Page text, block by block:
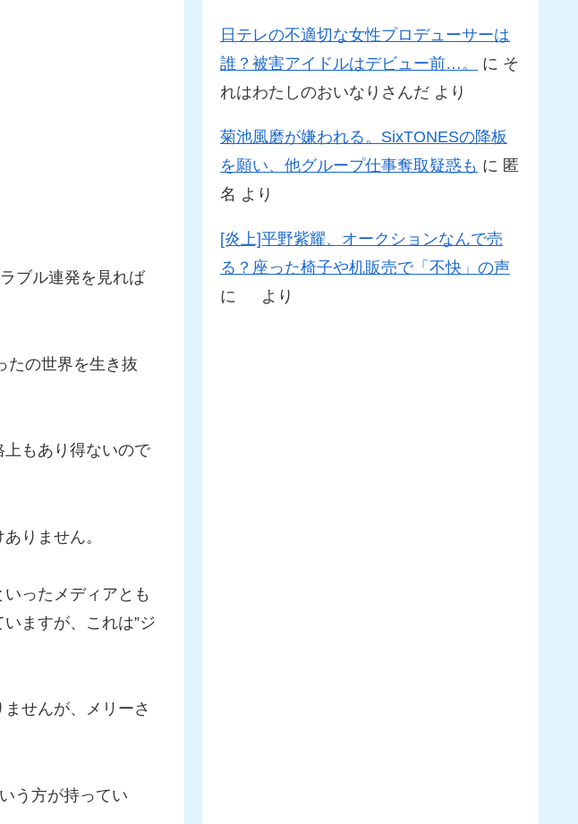
ブル連発を見れば
たの世界を生き抜
もあり得ないので
りません。
ったメディアとも
ますが、これは”ジ
せんが、メリーさ
う方が持ってい
日テレの不適切な女性プロデューサーは
誰？被害アイドルはデビュー前…。
に そ
れはわたしのおいなりさんだ より
菊池風磨が嫌われる。SixTONESの降板
を願い、他グループ仕事奪取疑惑も に 匿
名 より
[炎上]平野紫耀、オークションなんで売
る？座った椅子や机販売で「不快」の声
に
より